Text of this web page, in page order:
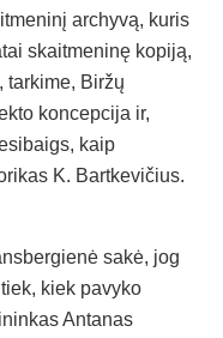
archyvą, kuris
skaitmeninę kopiją,
tarkime, Biržų
koncepcija ir,
kaip
K. Bartkevičius.
sakė, jog
kiek pavyko
Antanas